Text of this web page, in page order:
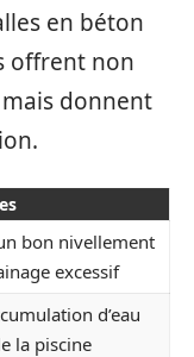
en béton
offrent non
donnent
bon nivellement
excessif
d’eau
la piscine